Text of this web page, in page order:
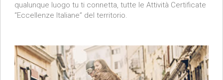
qualunque luogo tu ti connetta, tutte le Attività Certificate
“Eccellenze Italiane” del territorio.